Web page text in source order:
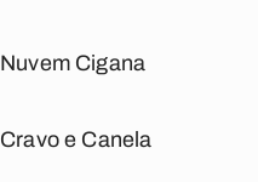
Nuvem Cigana
Cravo e Canela